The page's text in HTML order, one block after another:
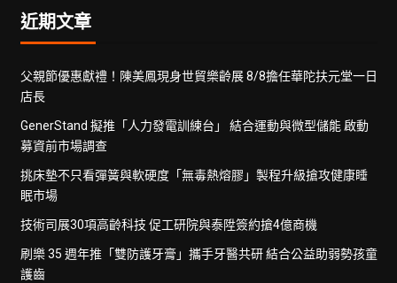
近期文章
父親節優惠獻禮！陳美鳳現身世貿樂齡展 8/8擔任華陀扶元堂一日
店長
GenerStand 擬推「人力發電訓練台」 結合運動與微型儲能 啟動
募資前市場調查
挑床墊不只看彈簧與軟硬度「無毒熱熔膠」製程升級搶攻健康睡
眠市場
技術司展30項高齡科技 促工研院與泰陞簽約搶4億商機
刷樂 35 週年推「雙防護牙膏」攜手牙醫共研 結合公益助弱勢孩童
護齒